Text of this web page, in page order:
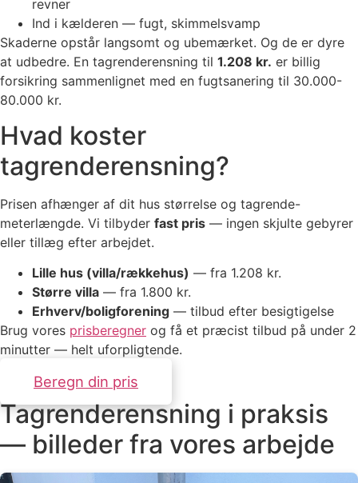
revner
Ind i kælderen — fugt, skimmelsvamp
Skaderne opstår langsomt og ubemærket. Og de er dyre
at udbedre. En tagrenderensning til 1.208 kr. er billig
forsikring sammenlignet med en fugtsanering til 30.000-
80.000 kr.
Hvad koster
tagrenderensning?
Prisen afhænger af dit hus størrelse og tagrende-
meterlængde. Vi tilbyder fast pris — ingen skjulte gebyrer
eller tillæg efter arbejdet.
Lille hus (villa/rækkehus) — fra 1.208 kr.
Større villa — fra 1.800 kr.
Erhverv/boligforening — tilbud efter besigtigelse
Brug vores prisberegner og få et præcist tilbud på under 2
minutter — helt uforpligtende.
Beregn din pris
Tagrenderensning i praksis
— billeder fra vores arbejde